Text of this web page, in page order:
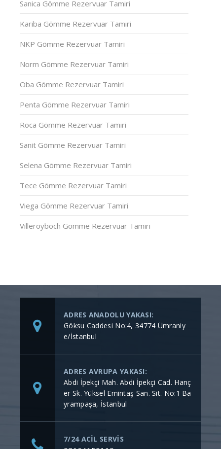
Sanica Gömme Rezervuar Tamiri
Kariba Gömme Rezervuar Tamiri
NKP Gömme Rezervuar Tamiri
Norm Gömme Rezervuar Tamiri
Oba Gömme Rezervuar Tamiri
Penta Gömme Rezervuar Tamiri
Roca Gömme Rezervuar Tamiri
Sanit Gömme Rezervuar Tamiri
Selena Gömme Rezervuar Tamiri
Tece Gömme Rezervuar Tamiri
Viega Gömme Rezervuar Tamiri
Villeroyboch Gömme Rezervuar Tamiri
ADRES ANADOLU YAKASI:
Göksu Caddesi No:4, 34774 Ümraniy
e/İstanbul
ADRES AVRUPA YAKASI:
Abdi İpekçi Mah. Abdi İpekçi Cad. Hanç
er Sk. Yüksel Emintaş San. Sit. No:1 Ba
yrampaşa, İstanbul
7/24 ACİL SERVİS